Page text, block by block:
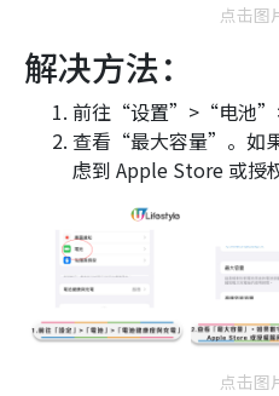
点击图
解决方法：
前往“设置”>“电池
查看“最大容量”。如
虑到 Apple Store 或授
点击图